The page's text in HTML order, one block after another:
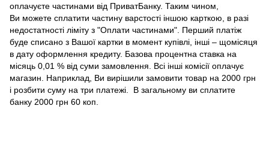
оплачуєте частинами від ПриватБанку. Таким чином,
Ви можете сплатити частину варстості іншою карткою, в разі
недостатності ліміту з "Оплати частинами". Перший платіж
буде списано з Вашої картки в момент купівлі, інші – щомісяця
в дату оформлення кредиту. Базова процентна ставка на
місяць 0,01 % від суми замовлення. Всі інші комісії оплачує
магазин. Наприклад, Ви вирішили замовити товар на 2000 грн
і розбити суму на три платежі. В загальному ви сплатите
банку 2000 грн 60 коп.